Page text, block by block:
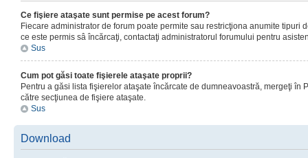
Ce fişiere ataşate sunt permise pe acest forum?
Fiecare administrator de forum poate permite sau restricţiona anumite tipuri
ce este permis sâ încărcaţi, contactaţi administratorul forumului pentru
Sus
Cum pot găsi toate fişierele ataşate proprii?
Pentru a găsi lista fişierelor ataşate încărcate de dumneavoastră, mergeţi în
către secţiunea de fişiere ataşate.
Sus
Download